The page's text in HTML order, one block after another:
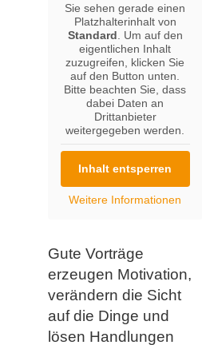
Sie sehen gerade einen
Platzhalterinhalt von
Standard . Um auf den
eigentlichen Inhalt
zuzugreifen, klicken Sie
auf den Button unten.
Bitte beachten Sie, dass
dabei Daten an
Drittanbieter
weitergegeben werden.
Inhalt entsperren
Weitere Informationen
Gute Vorträge
erzeugen Motivation,
verändern die Sicht
auf die Dinge und
lösen Handlungen